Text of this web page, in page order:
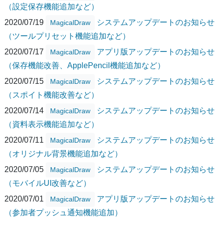
（設定保存機能追加など）
2020/07/19
MagicalDraw
システムアップデートのお知らせ
（ツールプリセット機能追加など）
2020/07/17
MagicalDraw
アプリ版アップデートのお知らせ
（保存機能改善、ApplePencil機能追加など）
2020/07/15
MagicalDraw
システムアップデートのお知らせ
（スポイト機能改善など）
2020/07/14
MagicalDraw
システムアップデートのお知らせ
（資料表示機能追加など）
2020/07/11
MagicalDraw
システムアップデートのお知らせ
（オリジナル背景機能追加など）
2020/07/05
MagicalDraw
システムアップデートのお知らせ
（モバイルUI改善など）
2020/07/01
MagicalDraw
アプリ版アップデートのお知らせ
（参加者プッシュ通知機能追加）